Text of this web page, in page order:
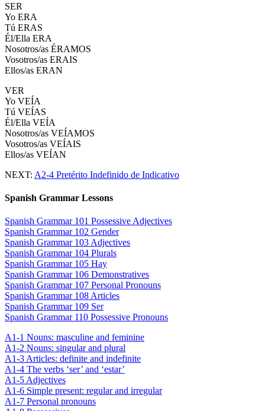
SER
Yo ERA
Tú ERAS
Él/Ella ERA
Nosotros/as ÉRAMOS
Vosotros/as ERAIS
Ellos/as ERAN
VER
Yo VEÍA
Tú VEÍAS
Él/Ella VEÍA
Nosotros/as VEÍAMOS
Vosotros/as VEÍAIS
Ellos/as VEÍAN
NEXT: A2-4 Pretérito Indefinido de Indicativo
Spanish Grammar Lessons
Spanish Grammar 101 Possessive Adjectives
Spanish Grammar 102 Gender
Spanish Grammar 103 Adjectives
Spanish Grammar 104 Plurals
Spanish Grammar 105 Hay
Spanish Grammar 106 Demonstratives
Spanish Grammar 107 Personal Pronouns
Spanish Grammar 108 Articles
Spanish Grammar 109 Ser
Spanish Grammar 110 Possessive Pronouns
A1-1 Nouns: masculine and feminine
A1-2 Nouns: singular and plural
A1-3 Articles: definite and indefinite
A1-4 The verbs ‘ser’ and ‘estar’
A1-5 Adjectives
A1-6 Simple present: regular and irregular
A1-7 Personal pronouns